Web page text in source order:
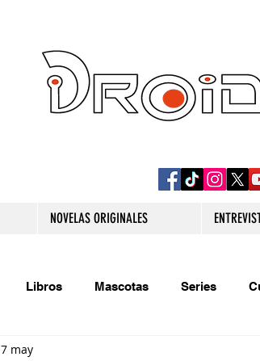
NOVELAS ORIGINALES
Libros Mascotas Series
Relatos originales
7 may